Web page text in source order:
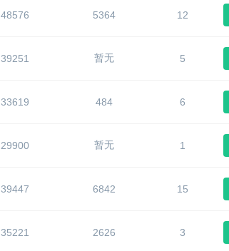
48576 5364 12
39251 暂无 5
33619 484 6
29900 暂无 1
39447 6842 15
35221 2626 3